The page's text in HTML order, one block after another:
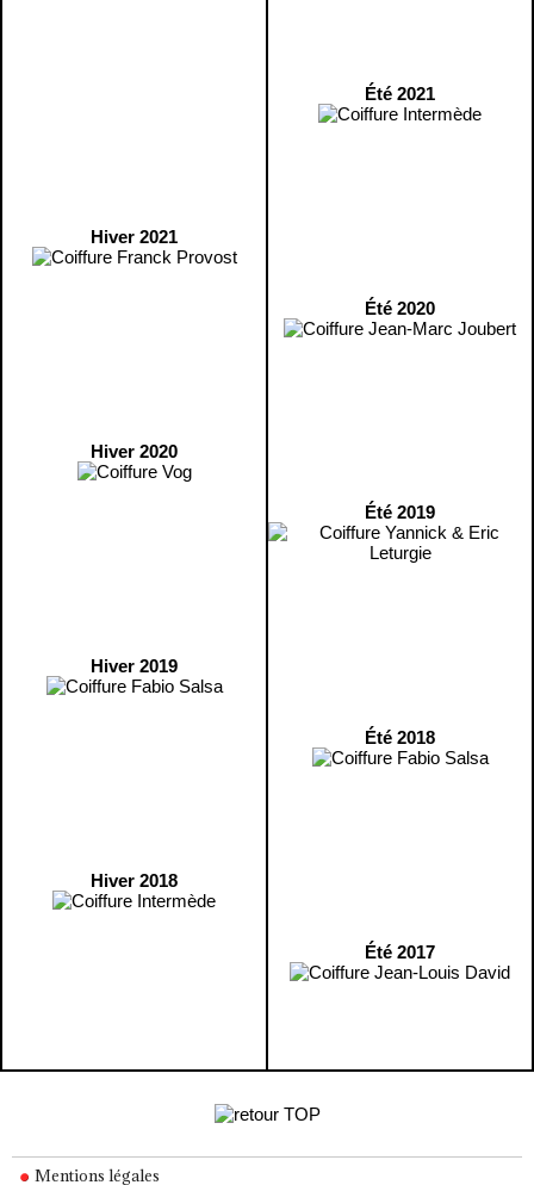
Hiver 2021
Hiver 2020
Hiver 2019
Hiver 2018
Été 2021
Été 2020
Été 2019
Été 2018
Été 2017
Mentions légales